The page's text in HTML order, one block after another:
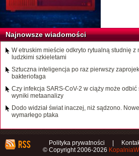
Najnowsze wiadomości
W etruskim mieście odkryto rytualną studnię z
ludzkimi szkieletami
Sztuczna inteligencja po raz pierwszy
bakteriofaga
Czy infekcja SARS-CoV-2 w ciąży może
wyniki metaanalizy
Dodo widział świat inaczej, niż sądzono.
wymarłego ptaka
Polityka prywatności
© Copyright 2006-2026